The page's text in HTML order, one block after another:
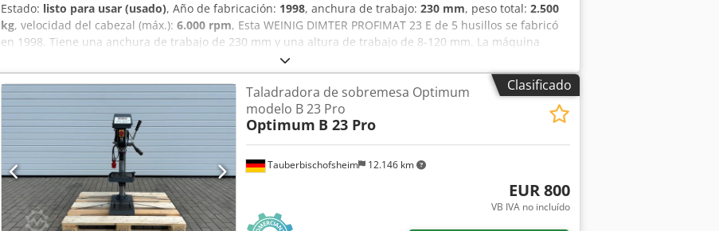
Estado: listo para usar (usado), Año de fabricación: 1998, anchura de trabajo: 230 mm, peso total: 2.500
kg, velocidad del cabezal (máx.): 6.000 rpm, Esta WEINIG DIMTER PROFIMAT 23 E de 5 husillos se fabricó
en 1998. Tiene una anchura de trabajo de 230 mm y una altura de trabajo de 8-120 mm. La máquina
funciona a una velocidad de husillo de 6000 rpm y tiene un avance de 5-24 m/min. Si está buscando
obtener capacidades de planeado de madera de alta calidad, considere la máquina WEINIG DIMTER
PROFIMAT 23 E que tenemos a la venta. Contacte con nosotros para más detalles. • Nota de estado: No
reconstruido - sin garantía • Altura de trabajo: 8-120 mm • Número de husillos: 5 (arriba, derecha,
izquierda, abajo, arriba) Credpfezaq Tasx Aknef • Velocidad de avance: 5-24 m/min • Consumo total: aprox.
25 kW • Longitud de la mesa de alimentación: aprox. 2000 mm
Clasificado
Tauberbischofsheim 12.146 km
Taladradora de sobremesa Optimum
modelo B 23 Pro
Optimum B 23 Pro
EUR 800
VB IVA no incluído